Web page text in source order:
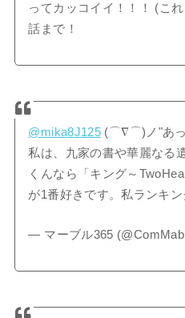
ってカッコイイ！！！ (こ
話まで！
@mika8J125 (⌒∇⌒)ノ"あっ
私は、九家の書や華麗なる
くんなら「キング～
が1番好きです。私ランキン
— マーブル365